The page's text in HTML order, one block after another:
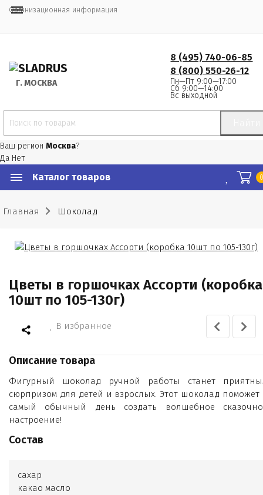
Организационная информация
Г. МОСКВА
8 (495) 740-06-85
8 (800) 550-26-12
Пн—Пт 9:00—17:00
Сб 9:00—14:00
Вс выходной
Ваш регион Москва?
Да Нет
Каталог товаров
Главная Шоколад
Цветы в горшочках Ассорти (коробка
10шт по 105-130г)
В избранное
Описание товара
Фигурный шоколад ручной работы станет
сюрпризом для детей и взрослых. Этот шоколад поможет
самый обычный день создать волшебное
настроение!
Состав
сахар
какао масло